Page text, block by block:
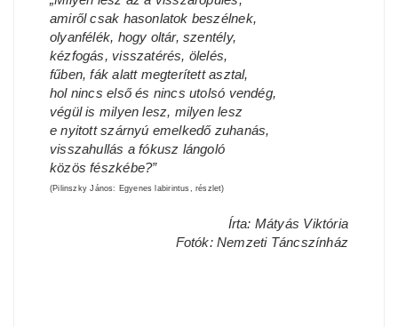
amiről csak hasonlatok beszélnek,
olyanfélék, hogy oltár, szentély,
kézfogás, visszatérés, ölelés,
fűben, fák alatt megterített asztal,
hol nincs első és nincs utolsó vendég,
végül is milyen lesz, milyen lesz
e nyitott szárnyú emelkedő zuhanás,
visszahullás a fókusz lángoló
közös fészkébe?”
(Pilinszky János: Egyenes labirintus, részlet)
Írta: Mátyás Viktória
Fotók: Nemzeti Táncszínház